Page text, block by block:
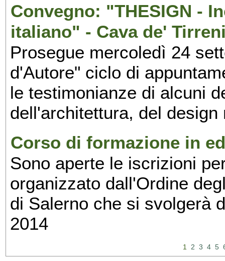
Convegno: "THESIGN -
italiano" - Cava de'
Prosegue mercoledì 24
d'Autore" ciclo di
le testimonianze di alcuni
dell'architettura, del
Corso di formazione in
Sono aperte le iscrizioni
organizzato dall'Ordine
di Salerno che si svolgerà
2014
1 2 3 4 5